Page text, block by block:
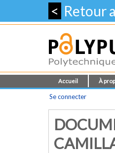
< Retour
Accueil À
Se connecter